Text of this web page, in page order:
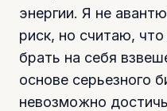
энергии. Я не
риск, но считаю,
брать на себя
основе серьезного
невозможно